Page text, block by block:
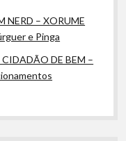
NERD – XORUME
e Pinga
DE BEM –